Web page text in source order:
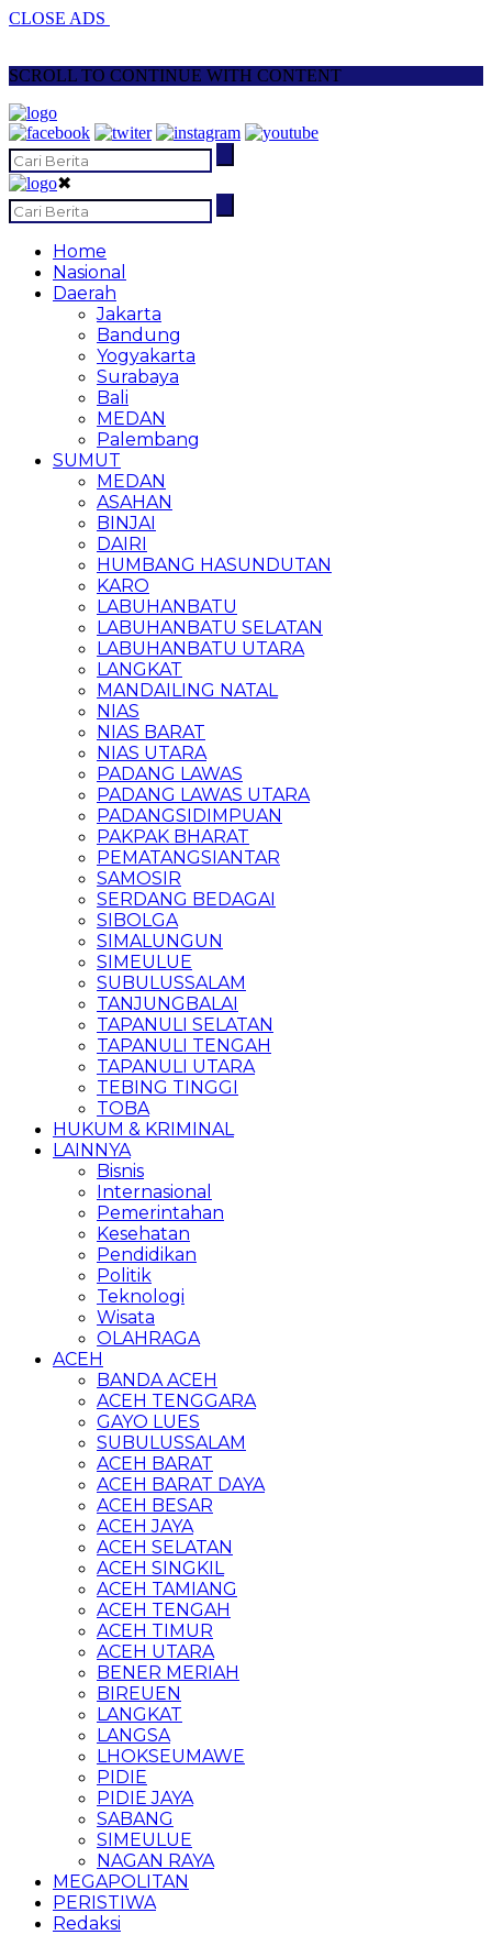
CLOSE ADS
SCROLL TO CONTINUE WITH CONTENT
✖
Home
Nasional
Daerah
Jakarta
Bandung
Yogyakarta
Surabaya
Bali
MEDAN
Palembang
SUMUT
MEDAN
ASAHAN
BINJAI
DAIRI
HUMBANG HASUNDUTAN
KARO
LABUHANBATU
LABUHANBATU SELATAN
LABUHANBATU UTARA
LANGKAT
MANDAILING NATAL
NIAS
NIAS BARAT
NIAS UTARA
PADANG LAWAS
PADANG LAWAS UTARA
PADANGSIDIMPUAN
PAKPAK BHARAT
PEMATANGSIANTAR
SAMOSIR
SERDANG BEDAGAI
SIBOLGA
SIMALUNGUN
SIMEULUE
SUBULUSSALAM
TANJUNGBALAI
TAPANULI SELATAN
TAPANULI TENGAH
TAPANULI UTARA
TEBING TINGGI
TOBA
HUKUM & KRIMINAL
LAINNYA
Bisnis
Internasional
Pemerintahan
Kesehatan
Pendidikan
Politik
Teknologi
Wisata
OLAHRAGA
ACEH
BANDA ACEH
ACEH TENGGARA
GAYO LUES
SUBULUSSALAM
ACEH BARAT
ACEH BARAT DAYA
ACEH BESAR
ACEH JAYA
ACEH SELATAN
ACEH SINGKIL
ACEH TAMIANG
ACEH TENGAH
ACEH TIMUR
ACEH UTARA
BENER MERIAH
BIREUEN
LANGKAT
LANGSA
LHOKSEUMAWE
PIDIE
PIDIE JAYA
SABANG
SIMEULUE
NAGAN RAYA
MEGAPOLITAN
PERISTIWA
Redaksi